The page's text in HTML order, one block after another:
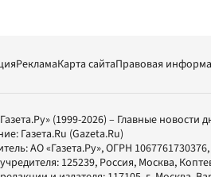
РекламаКарта сайтаПравовая
(1999-2026) – Главные новости
Газета.Ru (Gazeta.Ru)
АО «Газета.Ру», ОГРН
125239, Россия, Москва,